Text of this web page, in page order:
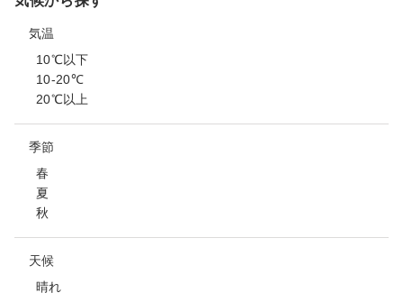
気温
10℃以下
10-20℃
20℃以上
季節
春
夏
秋
天候
晴れ